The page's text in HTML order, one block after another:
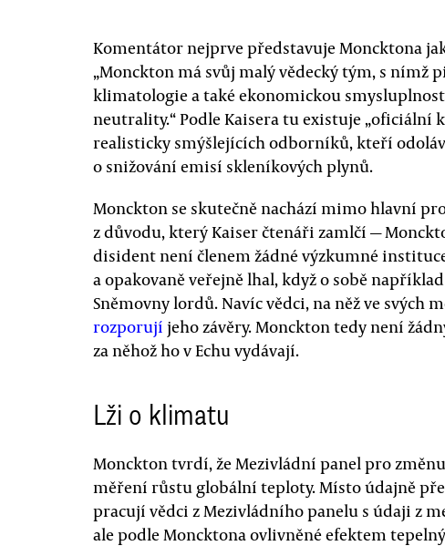
Komentátor nejprve představuje Moncktona
„Monckton má svůj malý vědecký tým, s nímž
klimatologie a také ekonomickou
neutrality.“ Podle Kaisera tu existuje
realisticky smýšlejících odborníků, kteří
o snižování emisí skleníkových plynů.
Monckton se skutečně nachází mimo hlavní
z důvodu, který Kaiser čtenáři zamlčí —
disident není členem žádné výzkumné
a opakovaně veřejně lhal, když o sobě například
Sněmovny lordů. Navíc vědci, na něž ve svých
rozporují jeho závěry. Monckton tedy není
za něhož ho v Echu vydávají.
Lži o klimatu
Monckton tvrdí, že Mezivládní panel pro
měření růstu globální teploty. Místo údajně
pracují vědci z Mezivládního panelu s údaji z
ale podle Moncktona ovlivněné efektem